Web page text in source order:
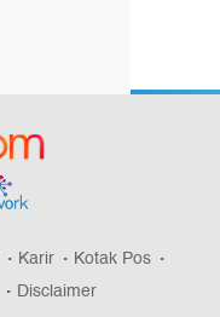
Karir
Kotak Pos
Disclaimer